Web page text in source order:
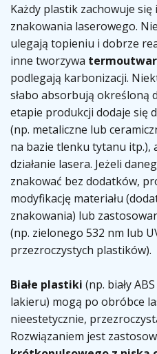
Każdy plastik zachowuje się
znakowania laserowego.
ulegają topieniu i dobrze
inne tworzywa
podlegają karbonizacji.
słabo absorbują określoną
etapie produkcji dodaje się
(np. metaliczne lub
na bazie tlenku tytanu itp.),
działanie lasera. Jeżeli
znakować bez dodatków,
modyfikację materiału
znakowania) lub
(np. zielonego 532 nm lub
przezroczystych plastików).
Białe plastiki (np. biały
lakieru) mogą po obróbce
nieestetycznie,
Rozwiązaniem jest